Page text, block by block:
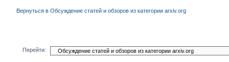
Вернуться в Обсуждение статей и обзоров из категории arxiv.org
Перейти: